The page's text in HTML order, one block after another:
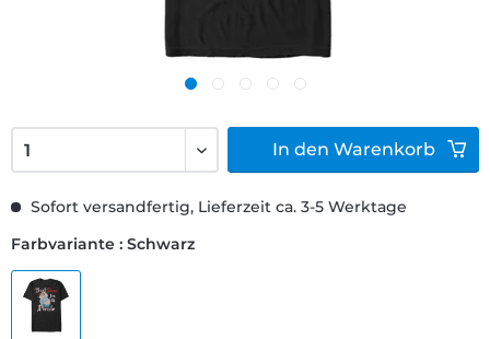
Sofort versandfertig, Lieferzeit ca. 3-5 Werktage
Farbvariante : Schwarz
In den Warenkorb